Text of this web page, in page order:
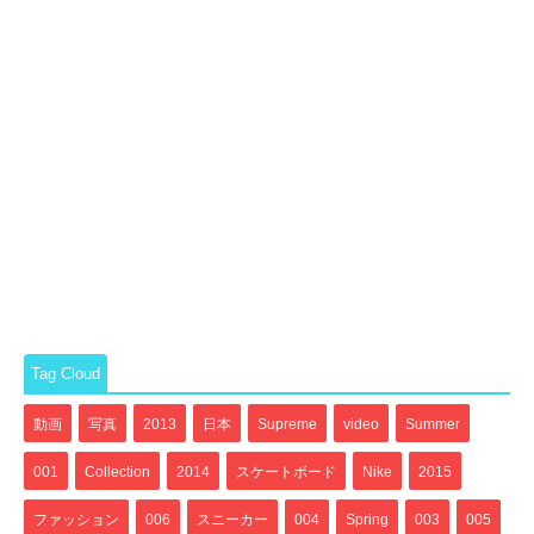
Tag Cloud
動画 写真 2013 日本 Supreme video Summer
001 Collection 2014 スケートボード Nike 2015
ファッション 006 スニーカー 004 Spring 003 005